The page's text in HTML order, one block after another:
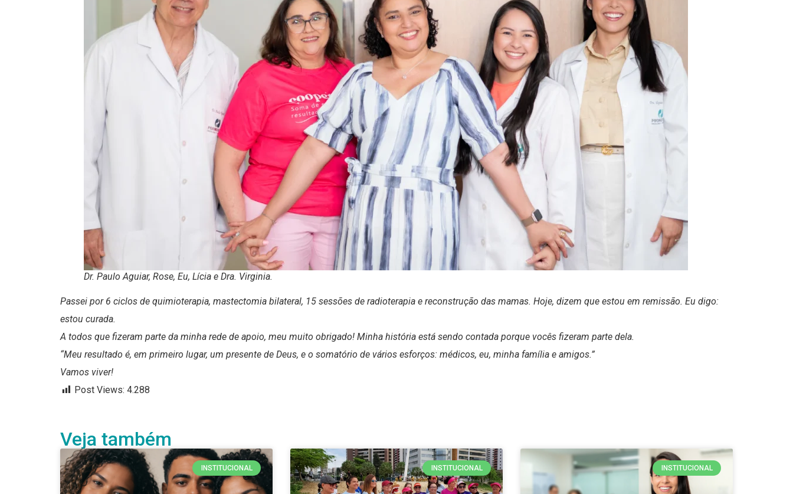
Dr. Paulo Aguiar, Rose, Eu, Lícia e Dra. Virginia.
Passei por 6 ciclos de quimioterapia, mastectomia bilateral, 15 sessões de radioterapia e reconstrução das mamas. Hoje, dizem que estou em remissão. Eu digo:
estou curada.
A todos que fizeram parte da minha rede de apoio, meu muito obrigado! Minha história está sendo contada porque vocês fizeram parte dela.
“Meu resultado é, em primeiro lugar, um presente de Deus, e o somatório de vários esforços: médicos, eu, minha família e amigos.”
Vamos viver!
Post Views: 4.288
Veja também
INSTITUCIONAL INSTITUCIONAL INSTITUCIONAL